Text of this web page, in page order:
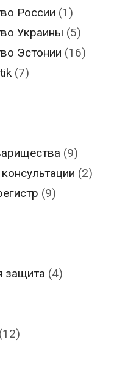
России (1)
Украины (5)
Эстонии (16)
(7)
(9)
(2)
(9)
защита (4)
(12)